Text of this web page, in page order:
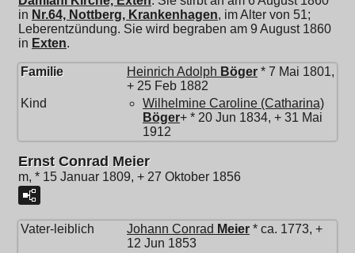
in Nr.64, Nottberg, Krankenhagen, im Alter von 51;
Leberentzündung. Sie wird begraben am 9 August 1860
in Exten.
Familie Heinrich Adolph Böger * 7 Mai 1801,
+ 25 Feb 1882
Kind
Wilhelmine Caroline (Catharina)
Böger+ * 20 Jun 1834, + 31 Mai
1912
Ernst Conrad Meier
m, * 15 Januar 1809, + 27 Oktober 1856
Vater-leiblich Johann Conrad Meier * ca. 1773, +
12 Jun 1853